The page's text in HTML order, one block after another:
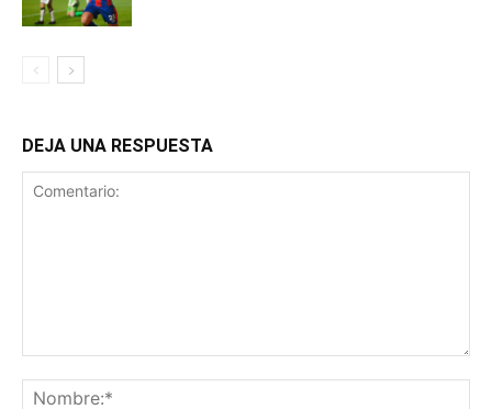
DEJA UNA RESPUESTA